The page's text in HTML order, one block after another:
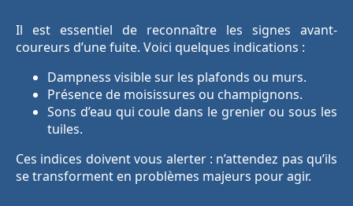
Il est essentiel de reconnaître les signes avant-
coureurs d’une fuite. Voici quelques indications :
Dampness visible sur les plafonds ou murs.
Présence de moisissures ou champignons.
Sons d’eau qui coule dans le grenier ou sous les
tuiles.
Ces indices doivent vous alerter : n’attendez pas qu’ils
se transforment en problèmes majeurs pour agir.